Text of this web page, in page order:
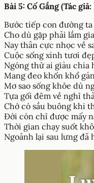
Bài 5: Cố Gắng (Tác
Bước tiếp con đường
Cho dù gặp phải lắm
Nay thân cực nhọc về
Cuộc sống xinh tươi
Ngóng thử ai giàu chia
Mang đeo khốn khổ
Mơ sao sống khỏe dù
Tựa gối đêm về nghỉ
Chớ có sầu buông khi
Đời còn chỉ được mấy
Thời gian chạy suốt
Ngoảnh lại sau lưng đã